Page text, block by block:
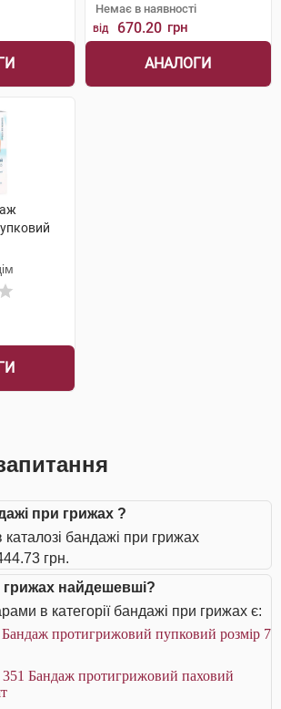
Немає в наявності
від 670.20 грн
АНАЛОГИ
при грижах ?
каталозі бандажі при грижах
грн.
грижах найдешевші?
в категорії бандажі при грижах є:
протигрижовий пупковий розмір 7
351 Бандаж протигрижовий паховий